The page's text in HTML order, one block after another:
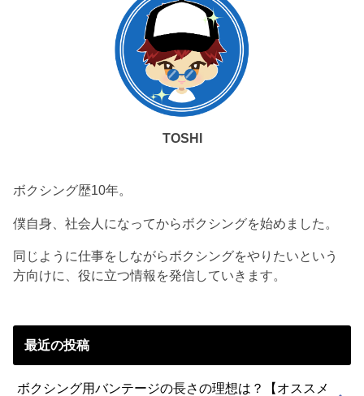
TOSHI
ボクシング歴10年。
僕自身、社会人になってからボクシングを始めました。
同じように仕事をしながらボクシングをやりたいという
方向けに、役に立つ情報を発信していきます。
最近の投稿
ボクシング用バンテージの長さの理想は？【オススメ